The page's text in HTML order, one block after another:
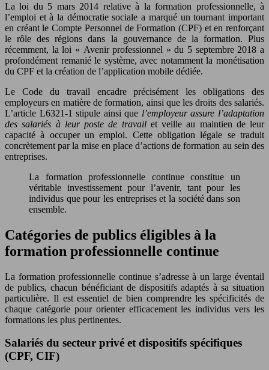
La loi du 5 mars 2014 relative à la formation professionnelle, à
l’emploi et à la démocratie sociale a marqué un tournant important
en créant le Compte Personnel de Formation (CPF) et en renforçant
le rôle des régions dans la gouvernance de la formation. Plus
récemment, la loi « Avenir professionnel » du 5 septembre 2018 a
profondément remanié le système, avec notamment la monétisation
du CPF et la création de l’application mobile dédiée.
Le Code du travail encadre précisément les obligations des
employeurs en matière de formation, ainsi que les droits des salariés.
L’article L6321-1 stipule ainsi que l’employeur assure l’adaptation
des salariés à leur poste de travail et veille au maintien de leur
capacité à occuper un emploi. Cette obligation légale se traduit
concrètement par la mise en place d’actions de formation au sein des
entreprises.
La formation professionnelle continue constitue un
véritable investissement pour l’avenir, tant pour les
individus que pour les entreprises et la société dans son
ensemble.
Catégories de publics éligibles à la
formation professionnelle continue
La formation professionnelle continue s’adresse à un large éventail
de publics, chacun bénéficiant de dispositifs adaptés à sa situation
particulière. Il est essentiel de bien comprendre les spécificités de
chaque catégorie pour orienter efficacement les individus vers les
formations les plus pertinentes.
Salariés du secteur privé et dispositifs spécifiques
(CPF, CIF)